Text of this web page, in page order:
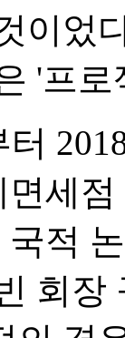
이었
'프
터
세
적
회장